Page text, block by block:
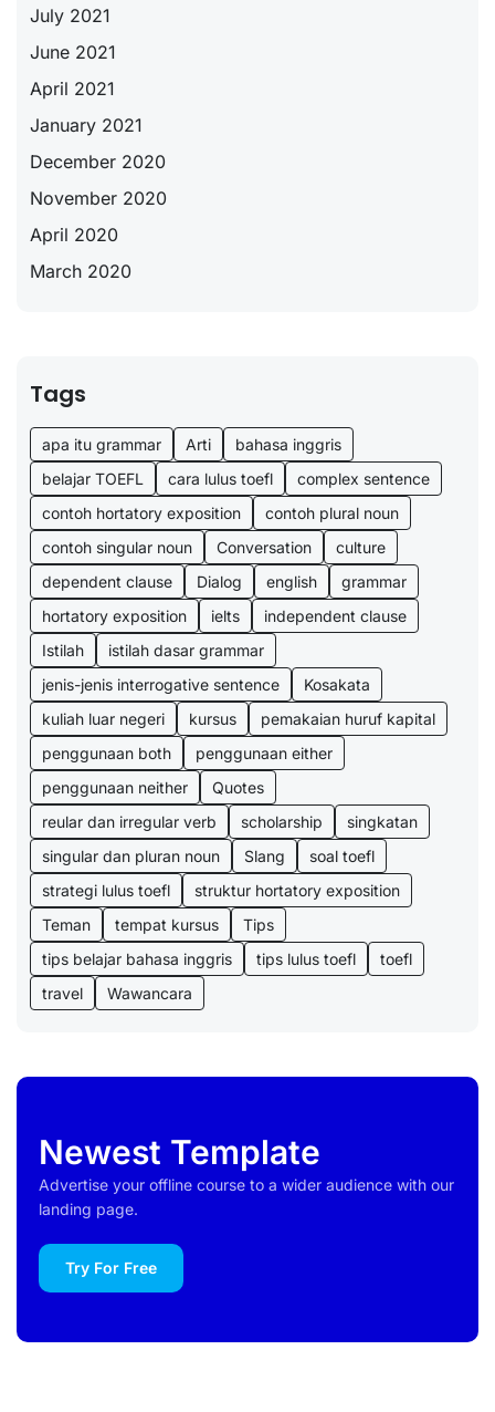
July 2021
June 2021
April 2021
January 2021
December 2020
November 2020
April 2020
March 2020
Tags
apa itu grammar Arti
bahasa inggris
belajar TOEFL
cara lulus toefl
complex sentence
contoh hortatory exposition
contoh plural noun
contoh singular noun
Conversation
culture
dependent clause
Dialog english
grammar
hortatory exposition
ielts
independent clause
Istilah
istilah dasar grammar
jenis-jenis interrogative sentence
Kosakata
kuliah luar negeri
kursus
pemakaian huruf kapital
penggunaan both
penggunaan either
penggunaan neither
Quotes
reular dan irregular verb
scholarship
singkatan
singular dan pluran noun
Slang
soal toefl
strategi lulus toefl
struktur hortatory exposition
Teman
tempat kursus
Tips
tips belajar bahasa inggris
tips lulus toefl
toefl
travel
Wawancara
Newest Template
Advertise your offline course to a wider audience with our
landing page.
Try For Free